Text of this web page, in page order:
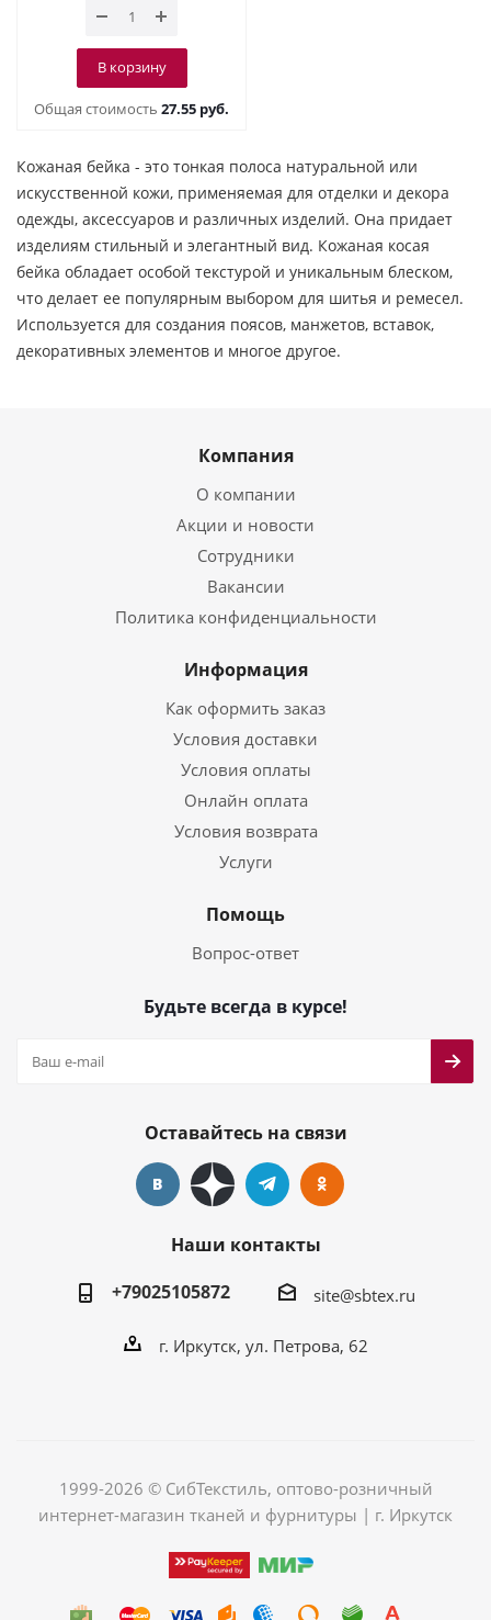
В корзину
Общая стоимость 27.55 руб.
Кожаная бейка - это тонкая полоса натуральной или
искусственной кожи, применяемая для отделки и декора
одежды, аксессуаров и различных изделий. Она придает
изделиям стильный и элегантный вид. Кожаная косая
бейка обладает особой текстурой и уникальным блеском,
что делает ее популярным выбором для шитья и ремесел.
Используется для создания поясов, манжетов, вставок,
декоративных элементов и многое другое.
Компания
О компании
Акции и новости
Сотрудники
Вакансии
Политика конфиденциальности
Информация
Как оформить заказ
Условия доставки
Условия оплаты
Онлайн оплата
Условия возврата
Услуги
Помощь
Вопрос-ответ
Будьте всегда в курсе!
Оставайтесь на связи
Наши контакты
+79025105872
site@sbtex.ru
г. Иркутск, ул. Петрова, 62
1999-2026 © СибТекстиль, оптово-розничный
интернет-магазин тканей и фурнитуры | г. Иркутск